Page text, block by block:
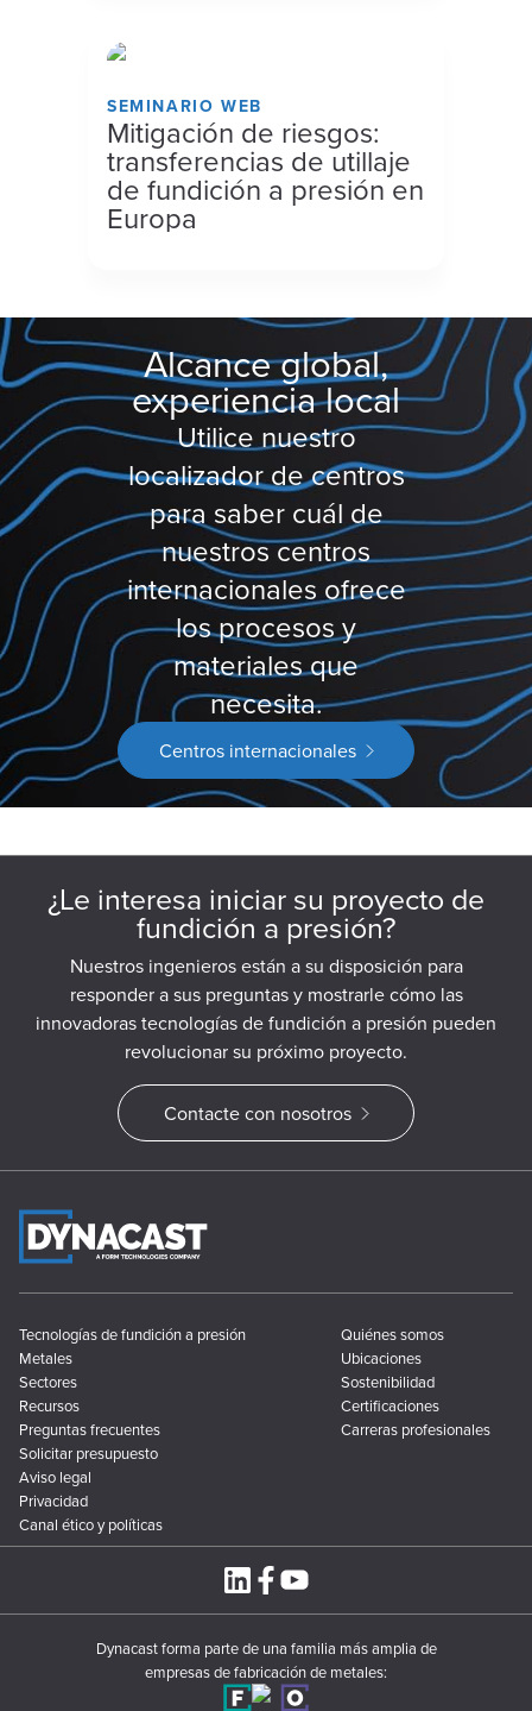
SEMINARIO WEB
Mitigación de riesgos:
transferencias de utillaje
de fundición a presión en
Europa
Alcance global,
experiencia local
Utilice nuestro
localizador de centros
para saber cuál de
nuestros centros
internacionales ofrece
los procesos y
materiales que
necesita.
Centros internacionales
¿Le interesa iniciar su proyecto de
fundición a presión?
Nuestros ingenieros están a su disposición para
responder a sus preguntas y mostrarle cómo las
innovadoras tecnologías de fundición a presión pueden
revolucionar su próximo proyecto.
Contacte con nosotros
Tecnologías de fundición a presión
Metales
Sectores
Recursos
Preguntas frecuentes
Quiénes somos
Ubicaciones
Sostenibilidad
Certificaciones
Carreras profesionales
Solicitar presupuesto
Aviso legal
Privacidad
Canal ético y políticas
Dynacast forma parte de una familia más amplia de
empresas de fabricación de metales: